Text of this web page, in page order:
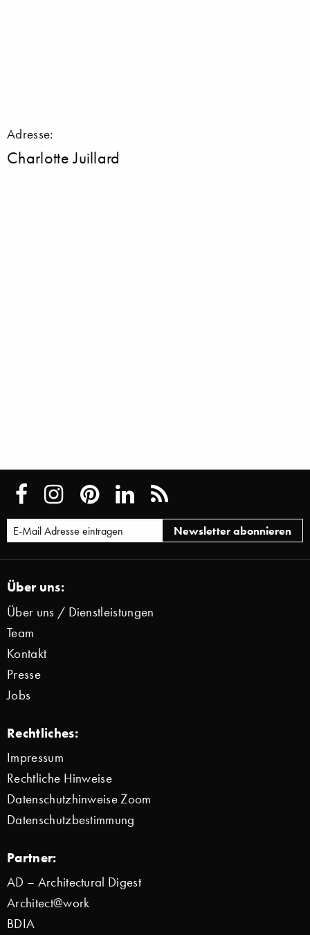
Adresse:
Charlotte Juillard
Über uns:
Über uns / Dienstleistungen
Team
Kontakt
Presse
Jobs
Rechtliches:
Impressum
Rechtliche Hinweise
Datenschutzhinweise Zoom
Datenschutzbestimmung
Partner:
AD – Architectural Digest
Architect@work
BDIA